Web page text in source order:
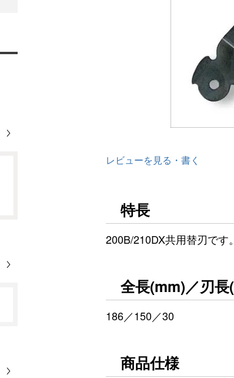
レビューを見る・書く
特長
200B/210DX共用替刃です。
全長(mm)／刃
186／150／30
商品仕様